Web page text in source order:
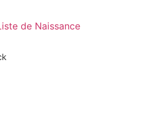
de Naissance